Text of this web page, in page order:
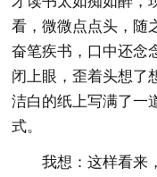
看，微微点点头，随
奋笔疾书，口中还念
闭上眼，歪着头想了
洁白的纸上写满了一
式。
我想：这样看来